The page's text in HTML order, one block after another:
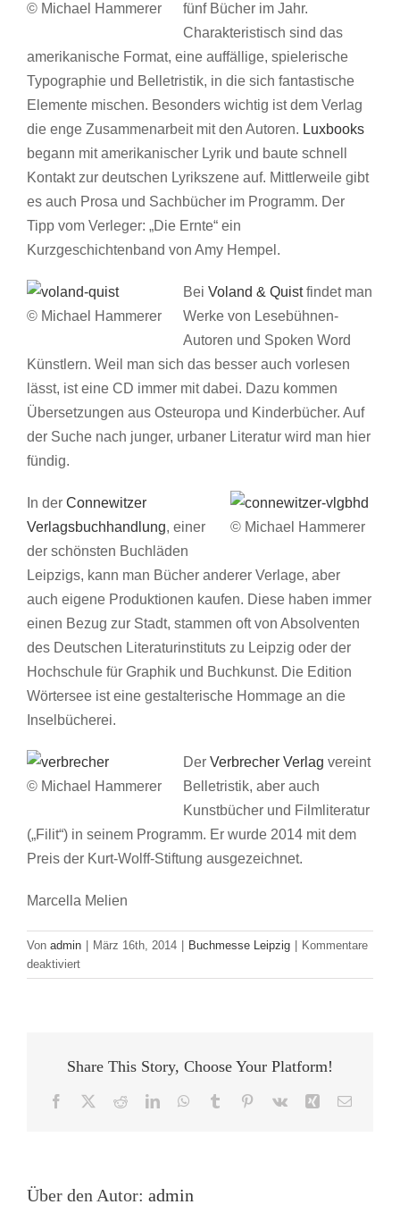
© Michael Hammerer
fünf Bücher im Jahr.
Charakteristisch sind das
amerikanische Format, eine auffällige, spielerische
Typographie und Belletristik, in die sich fantastische
Elemente mischen. Besonders wichtig ist dem Verlag
die enge Zusammenarbeit mit den Autoren. Luxbooks
begann mit amerikanischer Lyrik und baute schnell
Kontakt zur deutschen Lyrikszene auf. Mittlerweile gibt
es auch Prosa und Sachbücher im Programm. Der
Tipp vom Verleger: „Die Ernte“ ein
Kurzgeschichtenband von Amy Hempel.
© Michael Hammerer
Bei Voland & Quistfindet man
Werke von Lesebühnen-
Autoren und Spoken Word
Künstlern. Weil man sich das besser auch vorlesen
lässt, ist eine CD immer mit dabei. Dazu kommen
Übersetzungen aus Osteuropa und Kinderbücher. Auf
der Suche nach junger, urbaner Literatur wird man hier
fündig.
© Michael Hammerer
In der Connewitzer
Verlagsbuchhandlung, einer
der schönsten Buchläden
Leipzigs, kann man Bücher anderer Verlage, aber
auch eigene Produktionen kaufen. Diese haben immer
einen Bezug zur Stadt, stammen oft von Absolventen
des Deutschen Literaturinstituts zu Leipzig oder der
Hochschule für Graphik und Buchkunst. Die Edition
Wörtersee ist eine gestalterische Hommage an die
Inselbücherei.
© Michael Hammerer
Der Verbrecher Verlag vereint
Belletristik, aber auch
Kunstbücher und Filmliteratur
(„Filit“) in seinem Programm. Er wurde 2014 mit dem
Preis der Kurt-Wolff-Stiftung ausgezeichnet.
Marcella Melien
Von admin März 16th, 2014 Buchmesse Leipzig
Kommentare
deaktiviertfür
Rundgang
Share This Story, Choose Your Platform!
Facebook RedditLinkedInWhatsApp
Tumblr Pinterest
Vk Xing E-
Über den Autor: admin